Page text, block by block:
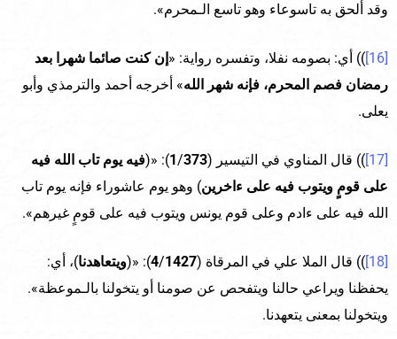
وقد ألحق به تاسوعاء وهو تاسع الـمحرم».
[16] )) أي: بصومه نفلا، وتفسره رواية: «إن كنت صائما شهرا بعد
رمضان فصم المحرم، فإنه شهر الله» أخرجه أحمد والترمذي وأبو
يعلى.
[17] )) قال المناوي في التيسير ( 1/373
): «(فيه يوم تاب الله فيه
على قومٍ ويتوب فيه على ءاخرين) وهو يوم عاشوراء فإنه يوم تاب
الله فيه على ءادم وعلى قوم يونس ويتوب فيه على قومٍ غيرهم».
[18] )) قال الملا علي في المرقاة ( 4/1427
): «(ويتعاهدنا)، أي:
يحفظنا ويراعي حالنا ويتفحص عن صومنا أو يتخولنا بالـموعظة».
ويتخولنا بمعنى يتعهدنا.